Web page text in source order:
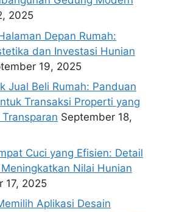
2025
Depan Rumah:
dan Investasi Hunian
19, 2025
Jual Beli Rumah: Panduan
Transaksi Properti yang
September 18,
Cuci yang Efisien: Detail
Nilai Hunian
17, 2025
Aplikasi Desain